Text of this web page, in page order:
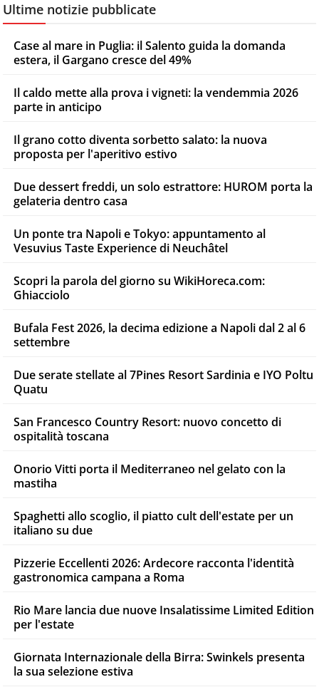
Ultime notizie pubblicate
Case al mare in Puglia: il Salento guida la domanda
estera, il Gargano cresce del 49%
Il caldo mette alla prova i vigneti: la vendemmia 2026
parte in anticipo
Il grano cotto diventa sorbetto salato: la nuova
proposta per l'aperitivo estivo
Due dessert freddi, un solo estrattore: HUROM porta la
gelateria dentro casa
Un ponte tra Napoli e Tokyo: appuntamento al
Vesuvius Taste Experience di Neuchâtel
Scopri la parola del giorno su WikiHoreca.com:
Ghiacciolo
Bufala Fest 2026, la decima edizione a Napoli dal 2 al 6
settembre
Due serate stellate al 7Pines Resort Sardinia e IYO Poltu
Quatu
San Francesco Country Resort: nuovo concetto di
ospitalità toscana
Onorio Vitti porta il Mediterraneo nel gelato con la
mastiha
Spaghetti allo scoglio, il piatto cult dell'estate per un
italiano su due
Pizzerie Eccellenti 2026: Ardecore racconta l'identità
gastronomica campana a Roma
Rio Mare lancia due nuove Insalatissime Limited Edition
per l'estate
Giornata Internazionale della Birra: Swinkels presenta
la sua selezione estiva